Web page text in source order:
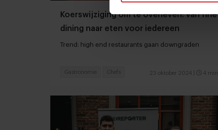
Koerswijziging om te overleven: van fine
dining naar eten voor iedereen
Trend: high end restaurants gaan downgraden
23 oktober 2024 4 min
Gastronomie Chefs